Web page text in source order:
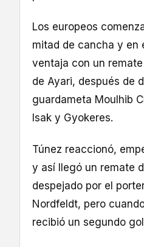
Los europeos
mitad de cancha y en
ventaja con un
de Ayari, después de
guardameta Moulhib
Isak y Gyokeres.
Túnez reaccionó,
y así llegó un remate
despejado por el
Nordfeldt, pero
recibió un segundo